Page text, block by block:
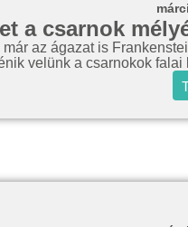
a csarnok
az ágazat is
velünk a csarnokok falai